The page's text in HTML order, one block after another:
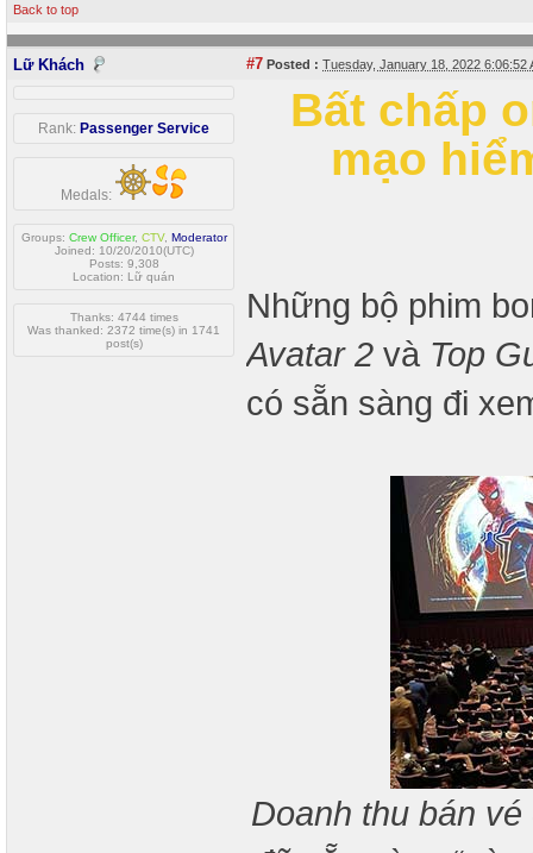
Back to top
Lữ Khách #7 Posted : Tuesday, January 18, 2022 6:06:52
Rank: Passenger Service
Medals:
Groups: Crew Officer, CTV, Moderator
Joined: 10/20/2010(UTC)
Posts: 9,308
Location: Lữ quán
Thanks: 4744 times
Was thanked: 2372 time(s) in 1741
post(s)
Bất chấp
mạo
Những bộ phim
Avatar 2 và Top
có sẵn sàng đi
Doanh thu bán